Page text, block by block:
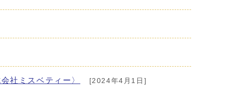
社ミスベティー〉 [2024年4月1日]